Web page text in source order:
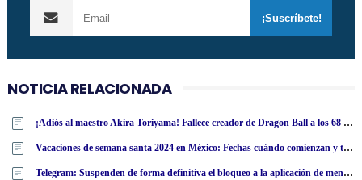
NOTICIA RELACIONADA
¡Adiós al maestro Akira Toriyama! Fallece creador de Dragon Ball a los 68 años
Vacaciones de semana santa 2024 en México: Fechas cuándo comienzan y terminan según calendario SEP
Telegram: Suspenden de forma definitiva el bloqueo a la aplicación de mensajería en España